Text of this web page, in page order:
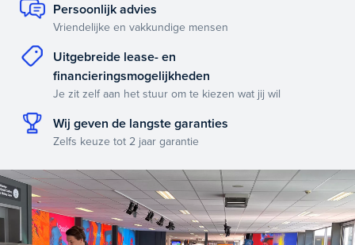
Persoonlijk advies
Vriendelijke en vakkundige mensen
Uitgebreide lease- en
financieringsmogelijkheden
Je zit zelf aan het stuur om te kiezen wat jij wil
Wij geven de langste garanties
Zelfs keuze tot 2 jaar garantie